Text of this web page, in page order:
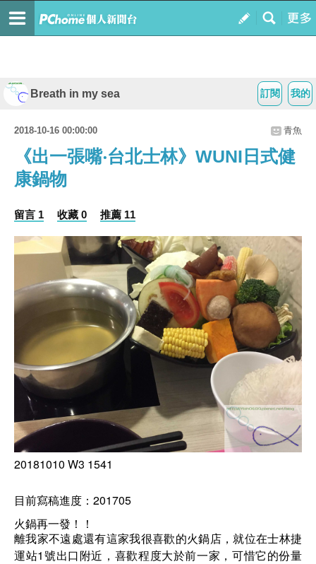
我的
訂閱
Breath in my sea
2018-10-16 00:00:00 青魚
《出一張嘴‧台北士林》WUNI日式健
康鍋物
留言 1 收藏 0 推薦 11
20181010 W3 1541
目前寫稿進度： 201705
火鍋再一發！！
離我家不遠處還有這家我很喜歡的火鍋店，就位在士林捷
運站1 號出口附近，喜歡程度大於前一家，可惜它的份量